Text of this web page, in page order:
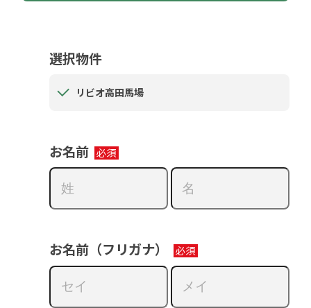
選択物件
リビオ高田馬場
お名前
お名前（フリガナ）